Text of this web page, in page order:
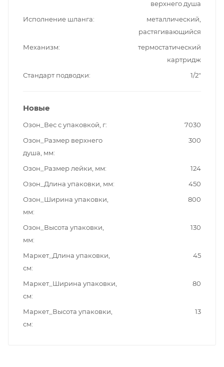
верхнего душа
Исполнение шланга
металлический,
растягивающийся
Механизм
термостатический
картридж
Стандарт подводки
1/2"
Новые
Озон_Вес с упаковкой, г
7030
Озон_Размер верхнего
душа, мм
300
Озон_Размер лейки, мм
124
Озон_Длина упаковки, мм
450
Озон_Ширина упаковки,
мм
800
Озон_Высота упаковки,
мм
130
Маркет_Длина упаковки,
см
45
Маркет_Ширина упаковки,
см
80
Маркет_Высота упаковки,
см
13